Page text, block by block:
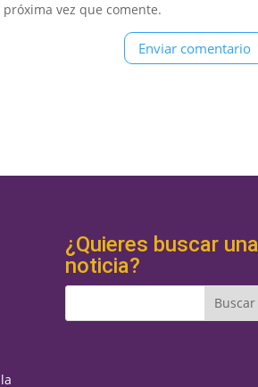
vez que comente.
¿Quieres buscar una
noticia?